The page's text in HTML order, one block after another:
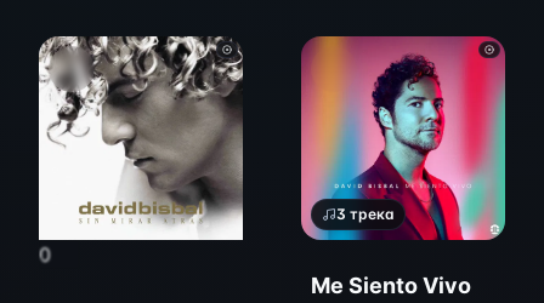
0
3 трека
Me Siento Vivo